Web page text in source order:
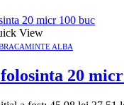
View
ALBA
20